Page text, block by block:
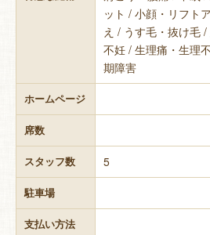
ット / 小顔・リフト
え / うす毛・抜け毛
不妊 / 生理痛・生理
期障害
ホームページ
席数
スタッフ数 5
駐車場
支払い方法